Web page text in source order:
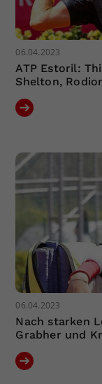
06.04.2023
ATP Estoril:
Shelton,
06.04.2023
Nach starken
Grabher und